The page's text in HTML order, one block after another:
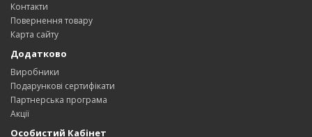
Контакти
Повернення товару
Карта сайту
Додатково
Виробники
Подарункові сертифікати
Партнерська програма
Акції
Особистий Кабінет